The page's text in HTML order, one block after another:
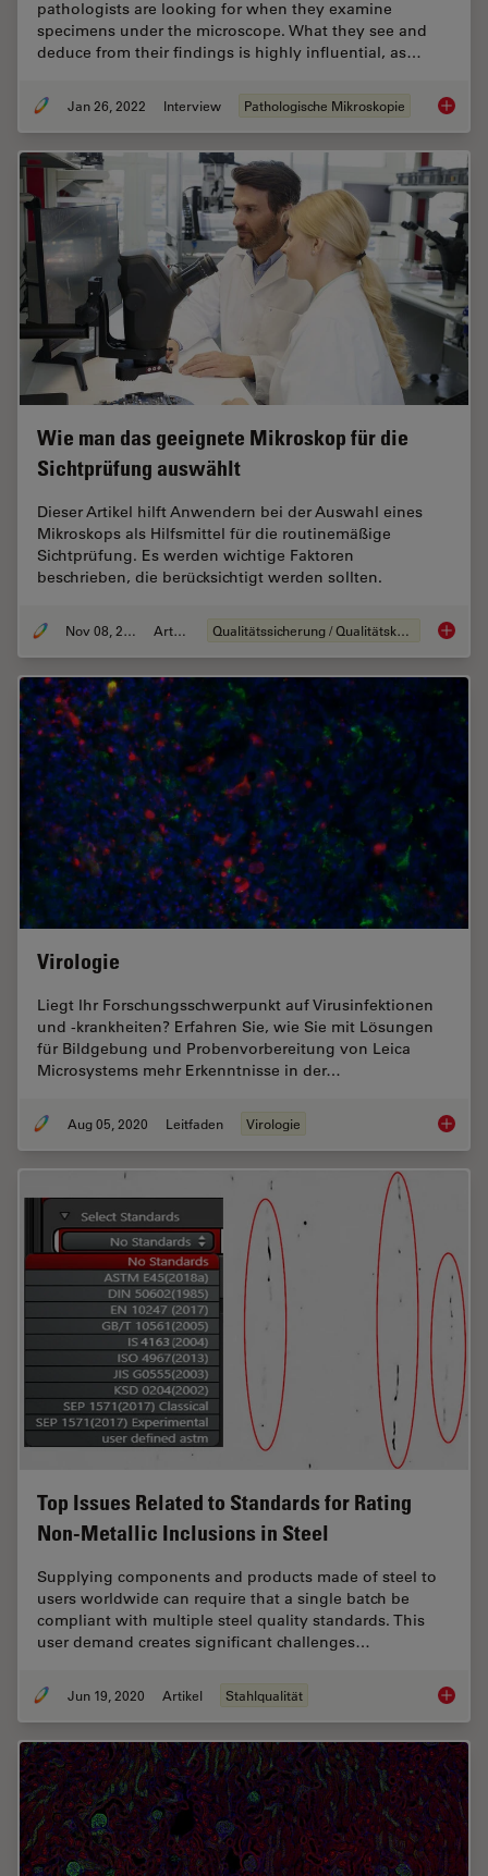
pathologists are looking for when they examine
specimens under the microscope. What they see and
deduce from their findings is highly influential, as…
Jan 26, 2022 Interview Pathologische Mikroskopie The
Wie man das geeignete Mikroskop für die
Sichtprüfung auswählt
Dieser Artikel hilft Anwendern bei der Auswahl eines
Mikroskops als Hilfsmittel für die routinemäßige
Sichtprüfung. Es werden wichtige Faktoren
beschrieben, die berücksichtigt werden sollten.
Nov 08, 2021 Artikel Qualitätssicherung / Qualitätskontrolle Wie
Virologie
Liegt Ihr Forschungsschwerpunkt auf Virusinfektionen
und -krankheiten? Erfahren Sie, wie Sie mit Lösungen
für Bildgebung und Probenvorbereitung von Leica
Microsystems mehr Erkenntnisse in der…
Aug 05, 2020 Leitfaden Virologie
Top Issues Related to Standards for Rating
Non-Metallic Inclusions in Steel
Supplying components and products made of steel to
users worldwide can require that a single batch be
compliant with multiple steel quality standards. This
user demand creates significant challenges…
Jun 19, 2020 Artikel Stahlqualität Top